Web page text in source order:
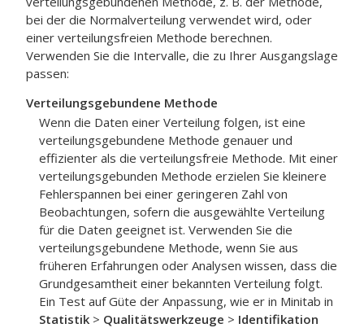
bei der die Normalverteilung verwendet wird, oder
einer verteilungsfreien Methode berechnen.
Verwenden Sie die Intervalle, die zu Ihrer Ausgangslage
passen:
Verteilungsgebundene Methode
Wenn die Daten einer Verteilung folgen, ist eine
verteilungsgebundene Methode genauer und
effizienter als die verteilungsfreie Methode. Mit einer
verteilungsgebunden Methode erzielen Sie kleinere
Fehlerspannen bei einer geringeren Zahl von
Beobachtungen, sofern die ausgewählte Verteilung
für die Daten geeignet ist. Verwenden Sie die
verteilungsgebundene Methode, wenn Sie aus
früheren Erfahrungen oder Analysen wissen, dass die
Grundgesamtheit einer bekannten Verteilung folgt.
Ein Test auf Güte der Anpassung, wie er in Minitab in
Statistik > Qualitätswerkzeuge > Identifikation